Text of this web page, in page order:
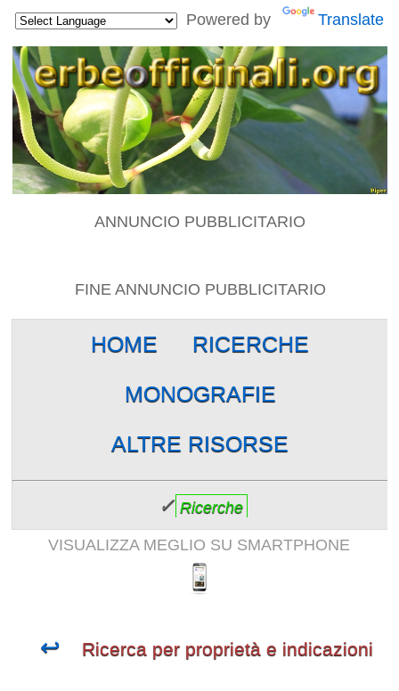
Powered by Translate
ANNUNCIO PUBBLICITARIO
FINE ANNUNCIO PUBBLICITARIO
HOME RICERCHE
MONOGRAFIE
ALTRE RISORSE
✓ Ricerche
VISUALIZZA MEGLIO SU SMARTPHONE
↩ Ricerca per proprietà e indicazioni